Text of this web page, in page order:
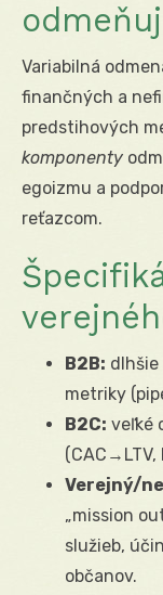
Variabilná
finančných a
predstihových
komponenty
egoizmu a
reťazcom.
B2B:
metriky
B2C: veľké
(CAC→LTV,
Verejný/
„mission
služieb,
občanov.